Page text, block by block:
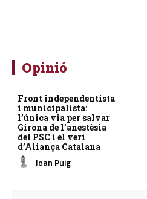
Opinió
Front independentista
i municipalista:
l’única via per salvar
Girona de l’anestèsia
del PSC i el verí
d’Aliança Catalana
Joan Puig